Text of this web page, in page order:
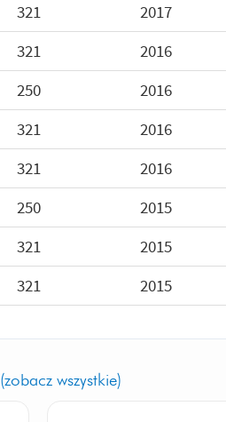
321 2017
321 2016
250 2016
321 2016
321 2016
250 2015
321 2015
321 2015
(zobacz wszystkie)